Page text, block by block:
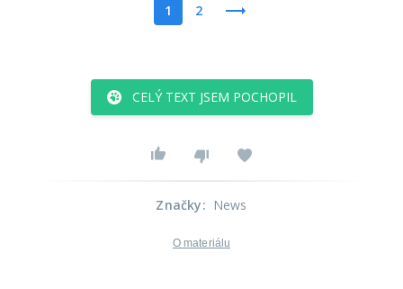
1 2
CELÝ TEXT JSEM POCHOPIL
Značky: News
O materiálu